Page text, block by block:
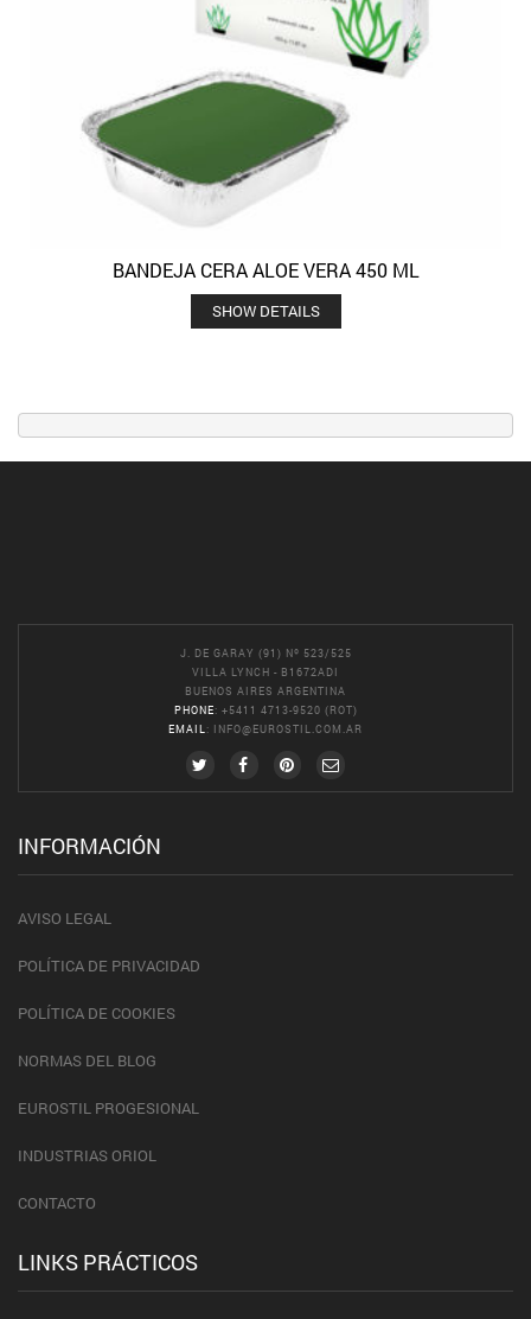
BANDEJA CERA ALOE VERA 450 ML
SHOW DETAILS
J. DE GARAY (91) Nº 523/525
VILLA LYNCH - B1672ADI
BUENOS AIRES ARGENTINA
PHONE: +5411 4713-9520 (ROT)
EMAIL : INFO@EUROSTIL.COM.AR
INFORMACIÓN
AVISO LEGAL
POLÍTICA DE PRIVACIDAD
POLÍTICA DE COOKIES
NORMAS DEL BLOG
EUROSTIL PROGESIONAL
INDUSTRIAS ORIOL
CONTACTO
LINKS PRÁCTICOS